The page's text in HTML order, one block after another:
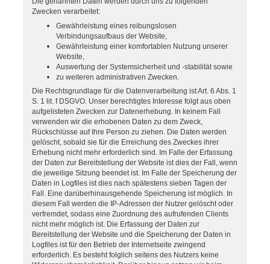
Zwecken verarbeitet:
Gewährleistung eines reibungslosen
Verbindungsaufbaus der Website,
Gewährleistung einer komfortablen Nutzung unserer
Website,
Auswertung der Systemsicherheit und -stabilität sowie
zu weiteren administrativen Zwecken.
Die Rechtsgrundlage für die Datenverarbeitung ist Art. 6 Abs. 1
S. 1 lit. f DSGVO. Unser berechtigtes Interesse folgt aus oben
aufgelisteten Zwecken zur Datenerhebung. In keinem Fall
verwenden wir die erhobenen Daten zu dem Zweck,
Rückschlüsse auf Ihre Person zu ziehen. Die Daten werden
gelöscht, sobald sie für die Erreichung des Zweckes ihrer
Erhebung nicht mehr erforderlich sind. Im Falle der Erfassung
der Daten zur Bereitstellung der Website ist dies der Fall, wenn
die jeweilige Sitzung beendet ist. Im Falle der Speicherung der
Daten in Logfiles ist dies nach spätestens sieben Tagen der
Fall. Eine darüberhinausgehende Speicherung ist möglich. In
diesem Fall werden die IP-Adressen der Nutzer gelöscht oder
verfremdet, sodass eine Zuordnung des aufrufenden Clients
nicht mehr möglich ist. Die Erfassung der Daten zur
Bereitstellung der Website und die Speicherung der Daten in
Logfiles ist für den Betrieb der Internetseite zwingend
erforderlich. Es besteht folglich seitens des Nutzers keine